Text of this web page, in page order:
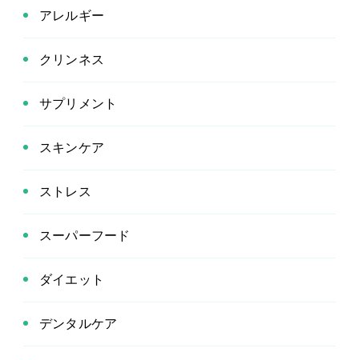
アレルギー
クリンネス
サプリメント
スキンケア
ストレス
スーパーフード
ダイエット
デンタルケア